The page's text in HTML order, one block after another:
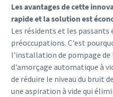
Les avantages de cette
rapide et la solution est
Les résidents et les
préoccupations. C'est
l'installation de pompage
d'amorçage automatique à
de réduire le niveau du bruit
une aspiration à vide qui